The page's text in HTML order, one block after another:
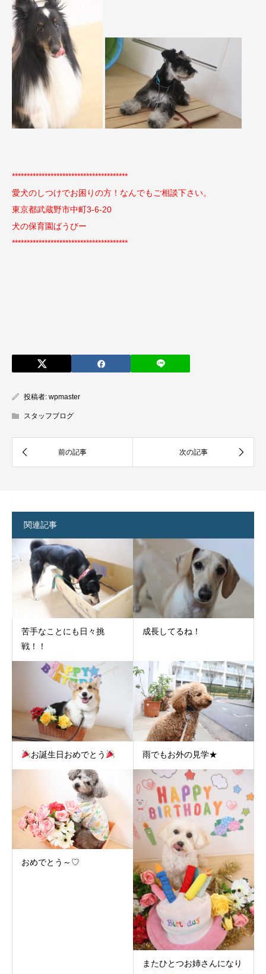
***************************************
愛犬のしつけでお困りの方！なんでもご相談下さい。
東京都武蔵野市中町3-6-20
犬の保育園ばうびー
***************************************
投稿者: wpmaster
スタッフブログ
関連記事
苦手なことにも日々挑
戦！！
成長してるね！
お誕生日おめでとう 雨でもお外の見学★
おめでとう～♡
またひとつお姉さんになり